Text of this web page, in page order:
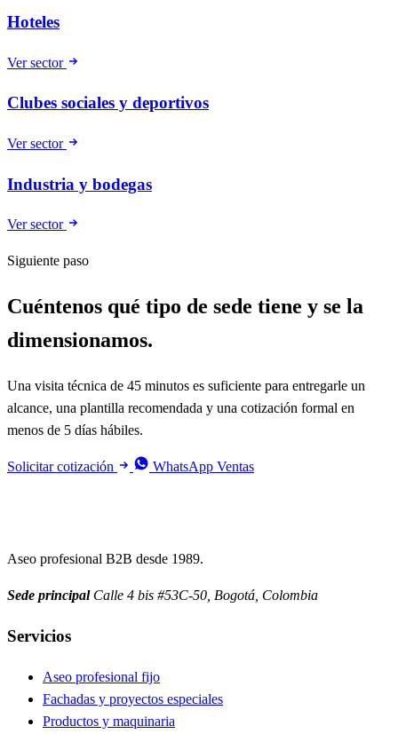
Hoteles
Ver sector
Clubes sociales y deportivos
Ver sector
Industria y bodegas
Ver sector
Siguiente paso
Cuéntenos qué tipo de sede tiene y se la
dimensionamos.
Una visita técnica de 45 minutos es suficiente para entregarle un
alcance, una plantilla recomendada y una cotización formal en
menos de 5 días hábiles.
Solicitar cotización WhatsApp Ventas
Aseo profesional B2B desde 1989.
Sede principalCalle 4 bis #53C-50, Bogotá, Colombia
Servicios
Aseo profesional fijo
Fachadas y proyectos especiales
Productos y maquinaria